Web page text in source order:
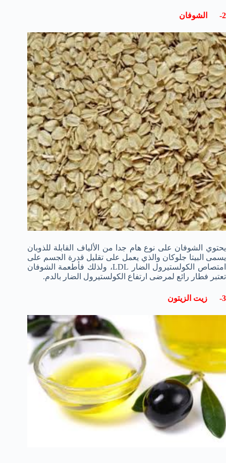
2- الشوفان
يحتوي الشوفان على نوع هام جدا من الألياف القابلة للذوبان
يسمى البيتا جلوكان والذي يعمل على تقليل قدرة الجسم على
امتصاص الكولستيرول الضار LDL، ولذلك فأطعمة الشوفان
تعتبر فطار رائع لمرضى ارتفاع الكولستيرول الضار بالدم.
3- زيت الزيتون